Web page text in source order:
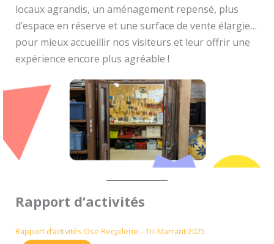
locaux agrandis, un aménagement repensé, plus
d’espace en réserve et une surface de vente élargie…
pour mieux accueillir nos visiteurs et leur offrir une
expérience encore plus agréable !
Rapport d’activités
Rapport d’activités Ose Recyclerie – Tri-Marrant 2025